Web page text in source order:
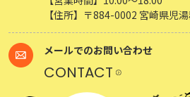
【住所】〒884-0002 宮崎県児
メールでのお問い合わせ
CONTACT